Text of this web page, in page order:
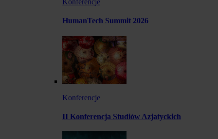
Konferencje
HumanTech Summit 2026
Konferencje
II Konferencja Studiów Azjatyckich